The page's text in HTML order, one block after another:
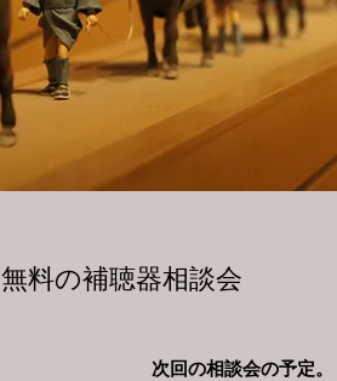
無料の補聴器相談会
次回の相談会の予定。